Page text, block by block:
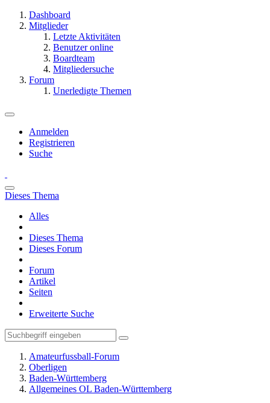
Dashboard
Mitglieder
Letzte Aktivitäten
Benutzer online
Boardteam
Mitgliedersuche
Forum
Unerledigte Themen
Anmelden
Registrieren
Suche
Dieses Thema
Alles
Dieses Thema
Dieses Forum
Forum
Artikel
Seiten
Erweiterte Suche
Amateurfussball-Forum
Oberligen
Baden-Württemberg
Allgemeines OL Baden-Württemberg